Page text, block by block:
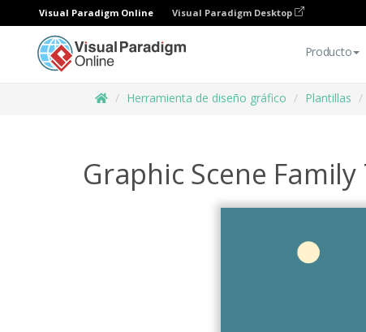
Visual Paradigm Online Visual Paradigm Desktop
Producto
Herramienta de diseño gráfico Plantillas
Graphic Scene Family